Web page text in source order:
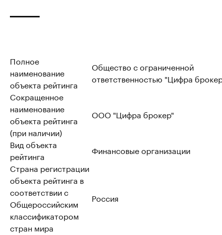
Полное
наименование
объекта рейтинга
Общество с ограниченной
ответственностью "Цифра
Сокращенное
наименование
объекта рейтинга
(при наличии)
ООО "Цифра брокер"
Вид объекта
рейтинга
Финансовые организации
Страна регистрации
объекта рейтинга в
соответствии с
Общероссийским
классификатором
стран мира
Россия